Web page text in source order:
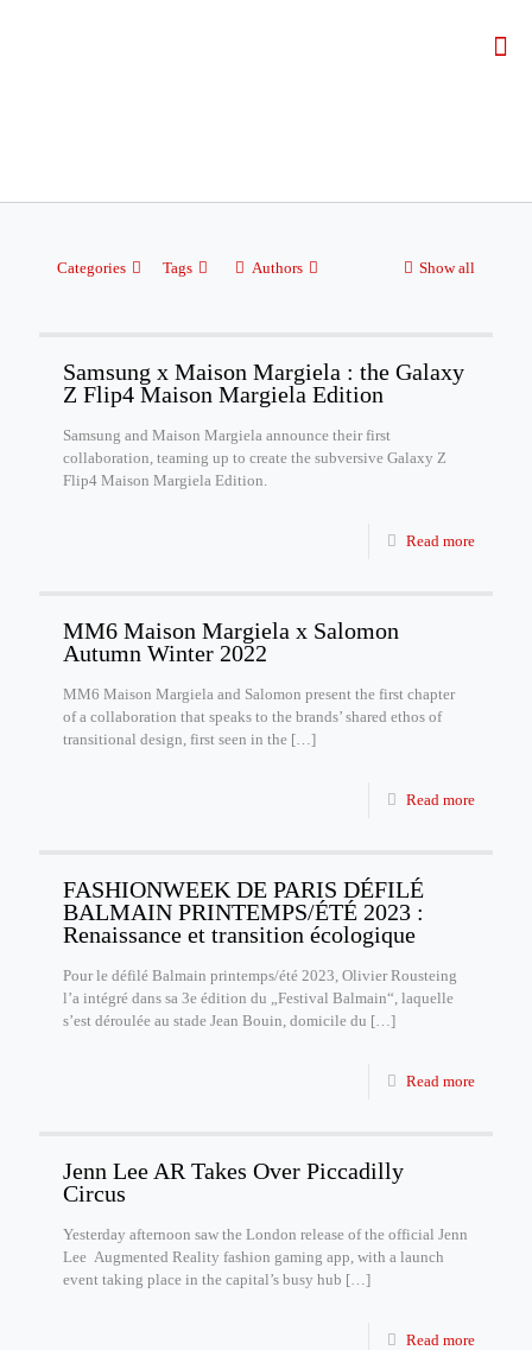
Categories Tags Authors Show all
Samsung x Maison Margiela : the Galaxy
Z Flip4 Maison Margiela Edition
Samsung and Maison Margiela announce their first
collaboration, teaming up to create the subversive Galaxy Z
Flip4 Maison Margiela Edition.
Read more
MM6 Maison Margiela x Salomon
Autumn Winter 2022
MM6 Maison Margiela and Salomon present the first chapter
of a collaboration that speaks to the brands’ shared ethos of
transitional design, first seen in the […]
Read more
FASHIONWEEK DE PARIS DÉFILÉ
BALMAIN PRINTEMPS/ÉTÉ 2023 :
Renaissance et transition écologique
Pour le défilé Balmain printemps/été 2023, Olivier Rousteing
l’a intégré dans sa 3e édition du „Festival Balmain“, laquelle
s’est déroulée au stade Jean Bouin, domicile du […]
Read more
Jenn Lee AR Takes Over Piccadilly
Circus
Yesterday afternoon saw the London release of the official Jenn
Lee Augmented Reality fashion gaming app, with a launch
event taking place in the capital’s busy hub […]
Read more